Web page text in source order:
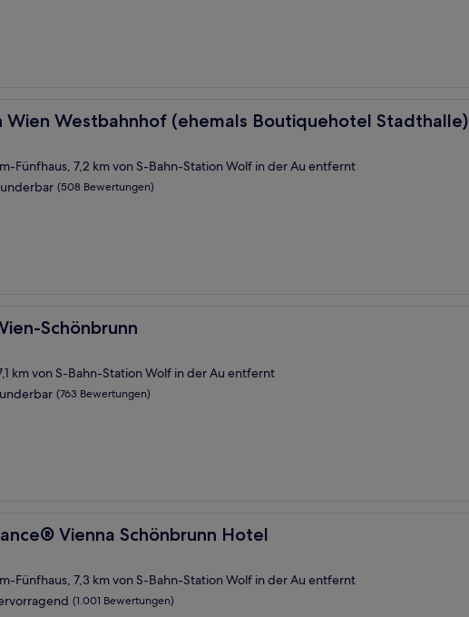
Wien Westbahnhof (ehemals Boutiquehotel Stadthalle)
Westbahnhof (ehemals Boutiquehotel Stadthalle)
Fünfhaus, 7,2 km von S-Bahn-Station Wolf in der Au entfernt
(508 Bewertungen)
Schönbrunn
Schönbrunn
km von S-Bahn-Station Wolf in der Au entfernt
(763 Bewertungen)
Vienna Schönbrunn Hotel
Vienna Schönbrunn Hotel
Fünfhaus, 7,3 km von S-Bahn-Station Wolf in der Au entfernt
(1.001 Bewertungen)